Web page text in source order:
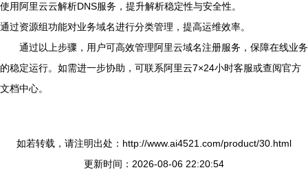
使用阿里云云解析DNS服务，提升解析稳定性与安全性。
通过资源组功能对业务域名进行分类管理，提高运维效率。
通过以上步骤，用户可高效管理阿里云域名注册服务，保障在线业务
的稳定运行。如需进一步协助，可联系阿里云7×24小时客服或查阅官方
文档中心。
如若转载，请注明出处：http://www.ai4521.com/product/30.html
更新时间：2026-08-06 22:20:54